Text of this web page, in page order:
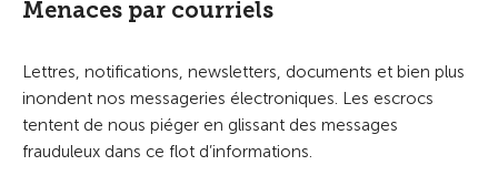
Menaces par courriels
Lettres, notifications, newsletters, documents et bien plus
inondent nos messageries électroniques. Les escrocs
tentent de nous piéger en glissant des messages
frauduleux dans ce flot d’informations.